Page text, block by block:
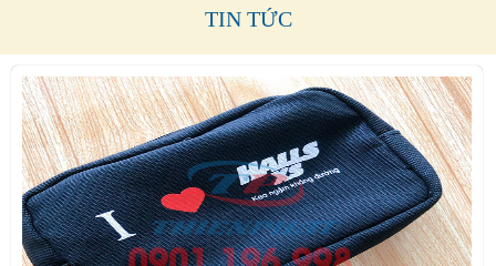
TIN TỨC